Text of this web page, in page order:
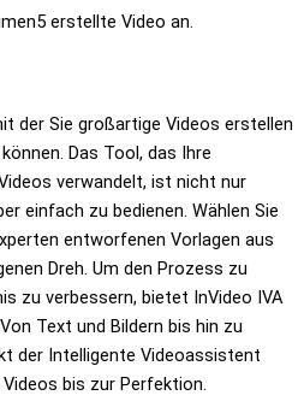
erstellte Video an.
der Sie großartige Videos erstellen
Das Tool, das Ihre
verwandelt, ist nicht nur
einfach zu bedienen. Wählen Sie
entworfenen Vorlagen aus
Dreh. Um den Prozess zu
zu verbessern, bietet InVideo IVA
Text und Bildern bis hin zu
der Intelligente Videoassistent
bis zur Perfektion.